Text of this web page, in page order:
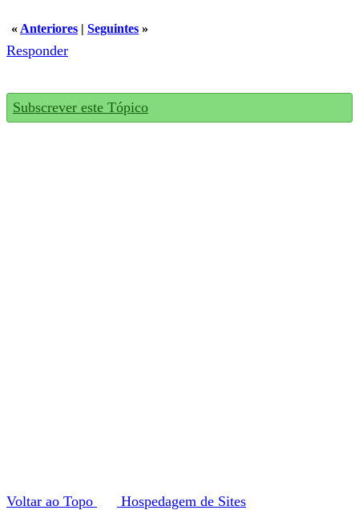
« Anteriores | Seguintes »
Responder
Subscrever este Tópico
Voltar ao Topo Hospedagem de Sites